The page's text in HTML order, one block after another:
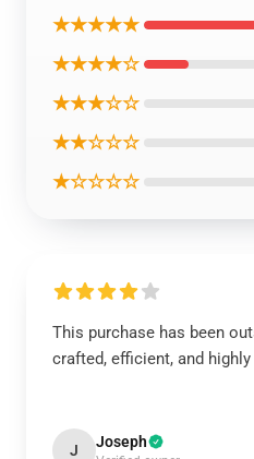
★★★★★
★★★★☆
★★★☆☆
★★☆☆☆
★☆☆☆☆
This purchase has been
crafted, efficient, and
J Joseph